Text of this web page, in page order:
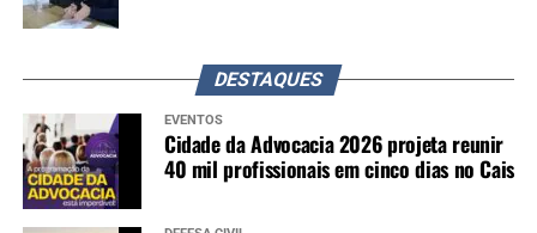
DESTAQUES
EVENTOS
Cidade da Advocacia 2026 projeta reunir
40 mil profissionais em cinco dias no Cais